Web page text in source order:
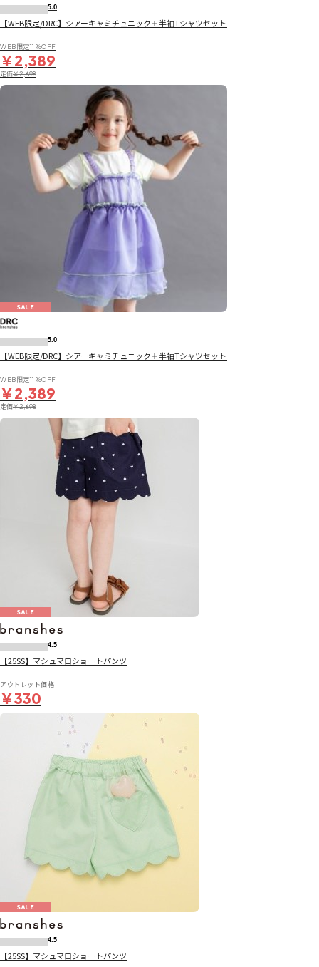
5.0
【WEB限定/DRC】シアーキャミチュニック＋半袖Tシャツセット
WEB限定11％OFF
￥2,389
定価￥2,698
SALE
5.0
【WEB限定/DRC】シアーキャミチュニック＋半袖Tシャツセット
WEB限定11％OFF
￥2,389
定価￥2,698
SALE
4.5
【25SS】マシュマロショートパンツ
アウトレット価格
￥330
SALE
4.5
【25SS】マシュマロショートパンツ